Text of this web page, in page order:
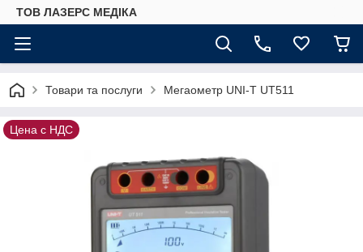
ТОВ ЛАЗЕРС МЕДІКА
Товари та послуги Мегаометр UNI-T UT511
Цена с НДС